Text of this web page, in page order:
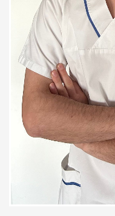
già iniziato
beneficio.
Mi affido a
anni e